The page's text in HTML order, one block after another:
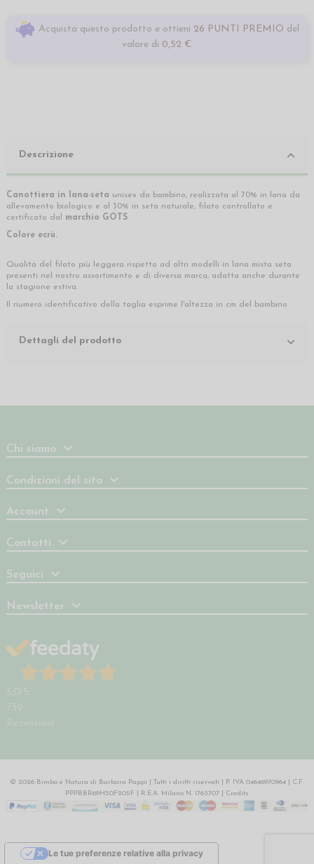
Acquista questo prodotto e ottieni 26 PUNTI PREMIO del
valore di 0,52 €
Descrizione
Canottiera in lana-seta unisex da bambino, realizzata al 70% in lana da
allevamento biologico e al 30% in seta naturale, filato controllato e
certificato dal marchio GOTS.
Colore ecrù.
Qualità del filato più leggera rispetto ad altri modelli in lana mista seta
presenti nel nostro assortimento e di diversa marca, adatta anche durante
la stagione estiva.
Il numero identificativo della taglia esprime l'altezza in cm del bambino.
Dettagli del prodotto
Chi siamo
Condizioni del sito
Account
Contatti
Seguici
Newsletter
5,0 /5
739
Recensioni
© 2026 Bimbo e Natura di Barbara Pappi | Tutti i diritti riservati | P. IVA 04646970964 | C.F.
PPPBBR69H50F205F | R.E.A. Milano N. 1763707 | Credits
Le tue preferenze relative alla privacy